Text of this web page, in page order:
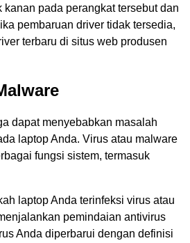
pada perangkat tersebut dan
pembaruan driver tidak tersedia,
terbaru di situs web produsen
dapat menyebabkan masalah
laptop Anda. Virus atau malware
fungsi sistem, termasuk
laptop Anda terinfeksi virus atau
pemindaian antivirus
Anda diperbarui dengan definisi